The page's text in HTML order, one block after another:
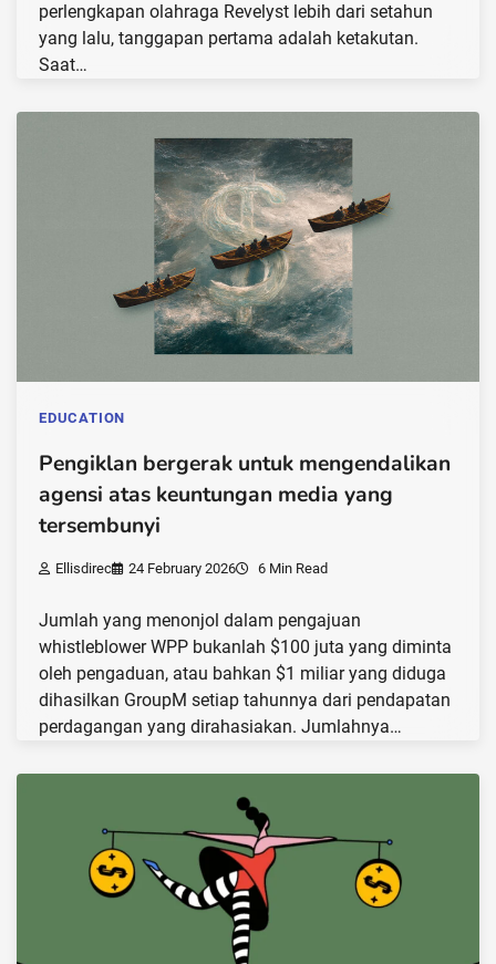
perlengkapan olahraga Revelyst lebih dari setahun
yang lalu, tanggapan pertama adalah ketakutan.
Saat…
EDUCATION
Pengiklan bergerak untuk mengendalikan
agensi atas keuntungan media yang
tersembunyi
Ellisdirec 24 February 2026 6 Min Read
Jumlah yang menonjol dalam pengajuan
whistleblower WPP bukanlah $100 juta yang diminta
oleh pengaduan, atau bahkan $1 miliar yang diduga
dihasilkan GroupM setiap tahunnya dari pendapatan
perdagangan yang dirahasiakan. Jumlahnya…